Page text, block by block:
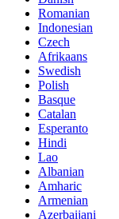
Romanian
Indonesian
Czech
Afrikaans
Swedish
Polish
Basque
Catalan
Esperanto
Hindi
Lao
Albanian
Amharic
Armenian
Azerbaijani